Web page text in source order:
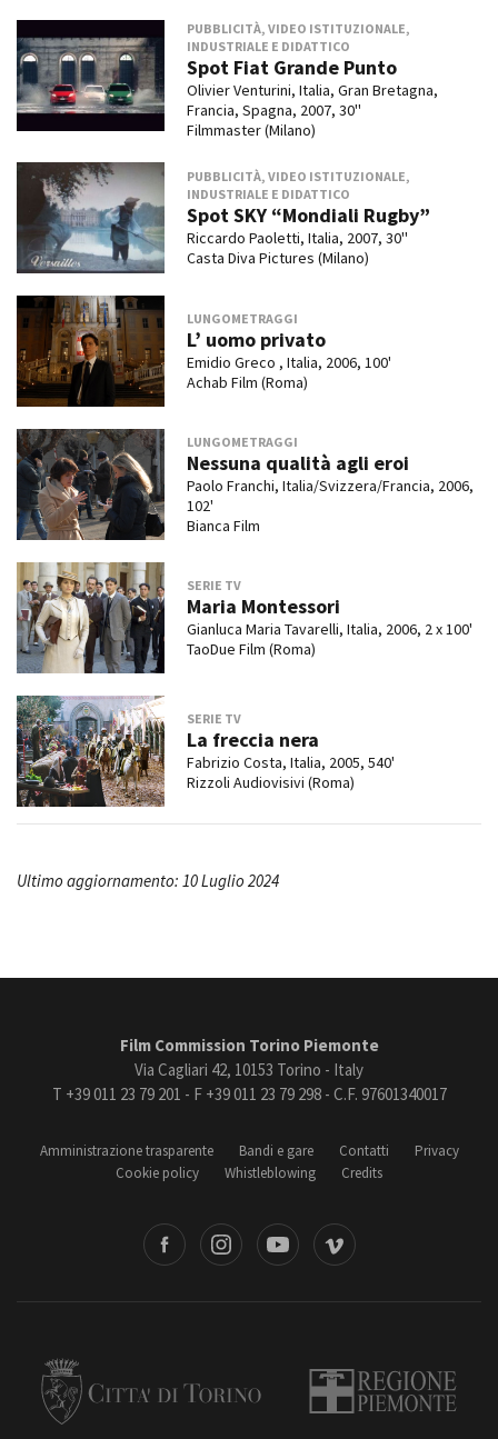
PUBBLICITÀ, VIDEO ISTITUZIONALE,
INDUSTRIALE E DIDATTICO
Spot Fiat Grande Punto
Olivier Venturini, Italia, Gran Bretagna,
Francia, Spagna, 2007, 30''
Filmmaster (Milano)
PUBBLICITÀ, VIDEO ISTITUZIONALE,
INDUSTRIALE E DIDATTICO
Spot SKY “Mondiali Rugby”
Riccardo Paoletti, Italia, 2007, 30''
Casta Diva Pictures (Milano)
LUNGOMETRAGGI
L’ uomo privato
Emidio Greco , Italia, 2006, 100'
Achab Film (Roma)
LUNGOMETRAGGI
Nessuna qualità agli eroi
Paolo Franchi, Italia/Svizzera/Francia, 2006,
102'
Bianca Film
SERIE TV
Maria Montessori
Gianluca Maria Tavarelli, Italia, 2006, 2 x 100'
TaoDue Film (Roma)
SERIE TV
La freccia nera
Fabrizio Costa, Italia, 2005, 540'
Rizzoli Audiovisivi (Roma)
Ultimo aggiornamento: 10 Luglio 2024
Film Commission Torino Piemonte
Via Cagliari 42, 10153 Torino - Italy
T +39 011 23 79 201 - F +39 011 23 79 298 - C.F. 97601340017
Amministrazione trasparente Bandi e gare Contatti
Privacy
Cookie policy
Whistleblowing Credits
Vimeo
Regione Piemonte